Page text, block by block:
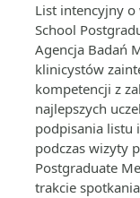
List intencyjny o
School
Agencja Badań
klinicystów
kompetencji z
najlepszych
podpisania listu
podczas wizyty
Postgraduate
trakcie spotkania